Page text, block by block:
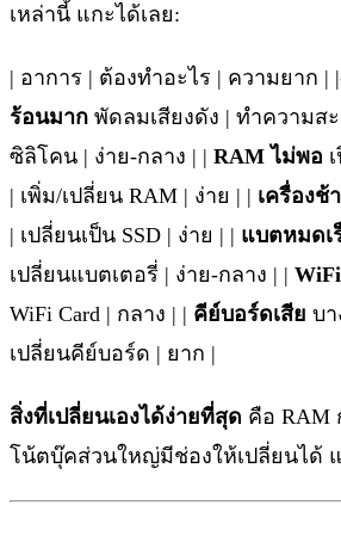
เหล่านี้ แกะได้เลย:
| อาการ | ต้องทำอะไร | ความยาก |
ร้อนมาก พัดลมเสียงดัง | ทำความส
ซิลิโคน | ง่าย-กลาง | | RAM ไม่พอ
| เพิ่ม/เปลี่ยน RAM | ง่าย | | เครื่องช้
| เปลี่ยนเป็น SSD | ง่าย | | แบตหมดเ
เปลี่ยนแบตเตอรี่ | ง่าย-กลาง | |
WiFi Card | กลาง | | คีย์บอร์ดเสีย บ
เปลี่ยนคีย์บอร์ด | ยาก |
สิ่งที่เปลี่ยนเองได้ง่ายที่สุด คือ RAM
โน้ตบุ๊คส่วนใหญ่มีช่องให้เปลี่ยนได้